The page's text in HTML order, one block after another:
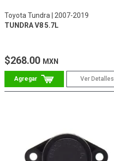
Toyota Tundra 2007-2019
TUNDRA V8 5.7L
$268.00 MXN
Ver Detalles